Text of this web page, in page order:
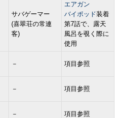
サバゲーマー
(喜翠荘の常連
客)
エアガン
バイポッド装着
第7話で、露天
風呂を覗く際に
使用
－ 項目参照
－ 項目参照
－ 項目参照